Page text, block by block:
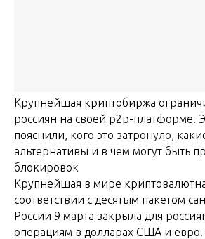
Крупнейшая криптобиржа
россиян на своей p2p-платформе.
пояснили, кого это затронуло,
альтернативы и в чем могут быть
блокировок
Крупнейшая в мире
соответствии с десятым пакетом
России 9 марта закрыла для
операциям в долларах США и